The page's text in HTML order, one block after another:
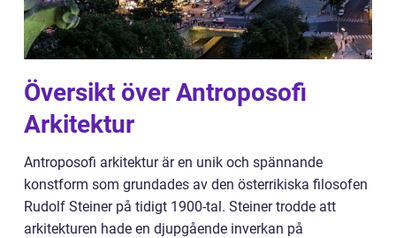
Översikt över Antroposofi
Arkitektur
Antroposofi arkitektur är en unik och spännande
konstform som grundades av den österrikiska filosofen
Rudolf Steiner på tidigt 1900-tal. Steiner trodde att
arkitekturen hade en djupgående inverkan på